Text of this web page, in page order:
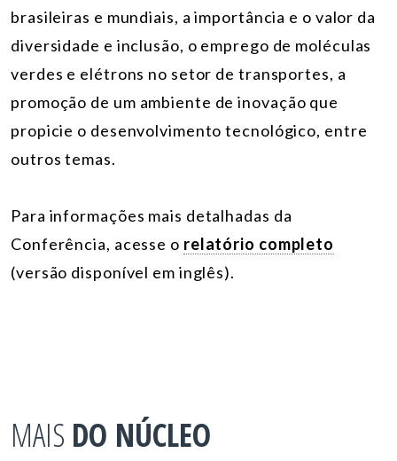
brasileiras e mundiais, a importância e o valor da
diversidade e inclusão, o emprego de moléculas
verdes e elétrons no setor de transportes, a
promoção de um ambiente de inovação que
propicie o desenvolvimento tecnológico, entre
outros temas.
Para informações mais detalhadas da
Conferência, acesse o relatório completo
(versão disponível em inglês).
MAIS DO NÚCLEO